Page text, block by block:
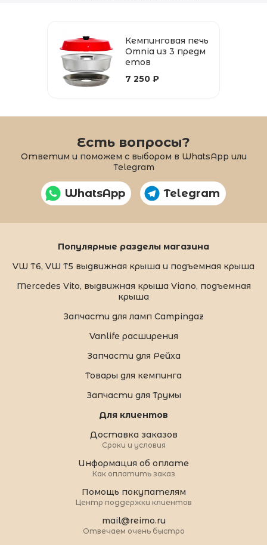
Кемпинговая печь
Omnia из 3 предм
етов
7 250 ₽
Есть вопросы?
Ответим и поможем с выбором в WhatsApp или
Telegram
WhatsApp Telegram
Популярные разделы магазина
VW T6, VW T5 выдвижная крыша и подъемная крыша
Mercedes Vito, выдвижная крыша Viano, подъемная
крыша
Запчасти для ламп Campingaz
Vanlife расширения
Запчасти для Рейха
Товары для кемпинга
Запчасти для Трумы
Для клиентов
Доставка заказов
Сроки и условия
Информация об оплате
Как оплатить заказ
Помощь покупателям
Центр поддержки клиентов
mail@reimo.ru
Отвечаем очень быстро